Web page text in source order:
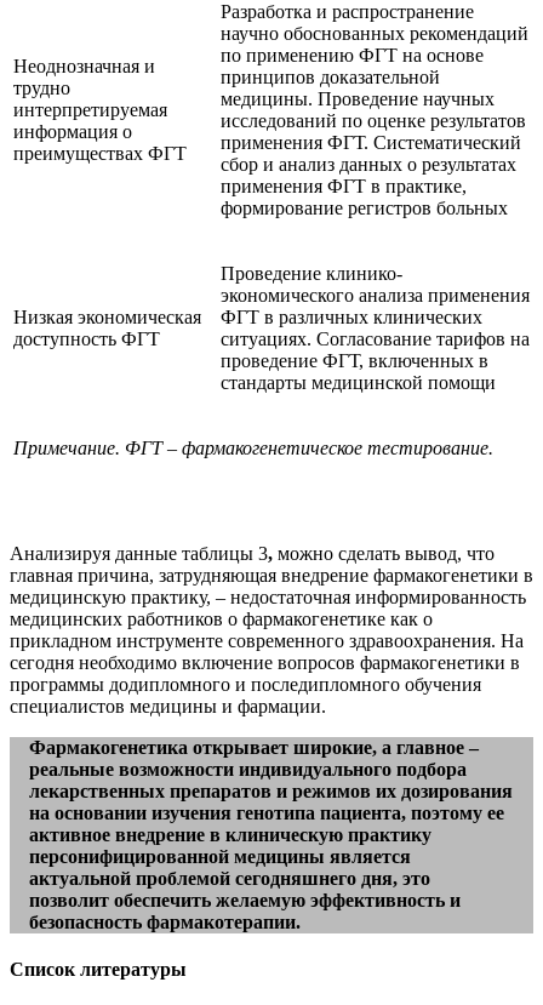
Неоднозначная и
трудно
интерпретируемая
информация о
преимуществах ФГТ
Разработка и распространение
научно обоснованных рекомендаций
по применению ФГТ на основе
принципов доказательной
медицины. Проведение научных
исследований по оценке результатов
применения ФГТ. Систематический
сбор и анализ данных о результатах
применения ФГТ в практике,
формирование регистров больных
Низкая экономическая
доступность ФГТ
Проведение клинико-
экономического анализа применения
ФГТ в различных клинических
ситуациях. Согласование тарифов на
проведение ФГТ, включенных в
стандарты медицинской помощи
Примечание. ФГТ – фармакогенетическое тестирование.
Анализируя данные таблицы 3, можно сделать вывод, что
главная причина, затрудняющая внедрение фармакогенетики в
медицинскую практику, – недостаточная информированность
медицинских работников о фармакогенетике как о
прикладном инструменте современного здравоохранения. На
сегодня необходимо включение вопросов фармакогенетики в
программы додипломного и последипломного обучения
специалистов медицины и фармации.
Фармакогенетика открывает широкие, а главное –
реальные возможности индивидуального подбора
лекарственных препаратов и режимов их дозирования
на основании изучения генотипа пациента, поэтому ее
активное внедрение в клиническую практику
персонифицированной медицины является
актуальной проблемой сегодняшнего дня, это
позволит обеспечить желаемую эффективность и
безопасность фармакотерапии.
Список литературы